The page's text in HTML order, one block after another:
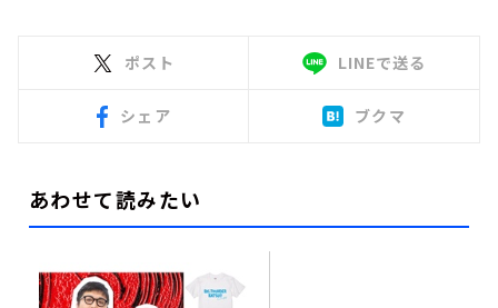
ポスト LINEで送る
シェア ブクマ
あわせて読みたい